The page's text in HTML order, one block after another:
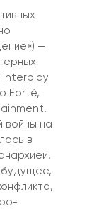
—
Interplay
Forté,
войны на
в
будущее,